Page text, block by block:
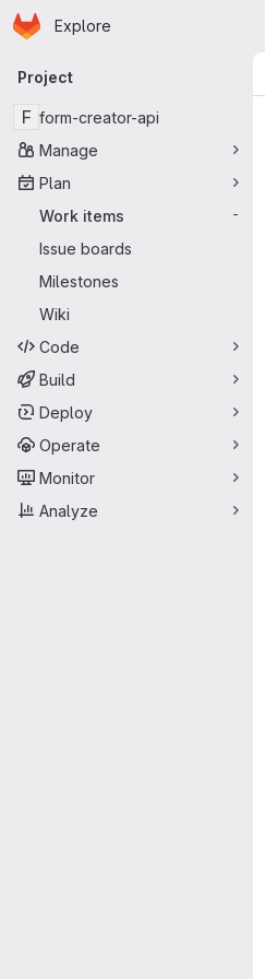
Skip to main content
Homepage
Explore
Primary navigation
Project
F form-creator-api
Manage
Plan
Work items
-
Issue boards
Milestones
Wiki
Code
Build
Deploy
Operate
Monitor
Analyze